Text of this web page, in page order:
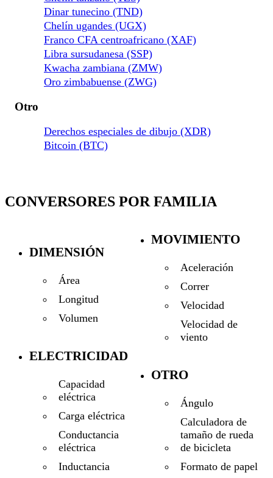
Dinar tunecino (TND)
Chelín ugandes (UGX)
Franco CFA centroafricano (XAF)
Libra sursudanesa (SSP)
Kwacha zambiana (ZMW)
Oro zimbabuense (ZWG)
Otro
Derechos especiales de dibujo (XDR)
Bitcoin (BTC)
CONVERSORES POR FAMILIA
DIMENSIÓN
Área
Longitud
Volumen
ELECTRICIDAD
Capacidad
eléctrica
Carga eléctrica
Conductancia
eléctrica
Inductancia
MOVIMIENTO
Aceleración
Correr
Velocidad
Velocidad de
viento
OTRO
Ángulo
Calculadora de
tamaño de rueda
de bicicleta
Formato de papel